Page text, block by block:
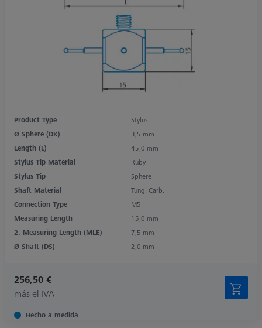
Product Type
Stylus
Ø Sphere (DK)
3,5 mm
Length (L)
45,0 mm
Stylus Tip Material
Ruby
Stylus Tip
Sphere
Shaft Material
Tung. Carb.
Connection Type
M5
Measuring Length
15,0 mm
2. Measuring Length (MLE)
7,5 mm
Ø Shaft (DS)
2,0 mm
256,50 €
más el IVA
Hecho a medida